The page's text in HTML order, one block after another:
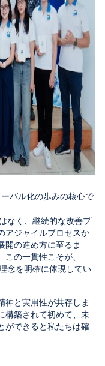
バル化の歩みの核心で
なく、継続的な改善プ
アジャイルプロセスか
開の進め方に至るま
の一貫性こそが、
念を明確に体現してい
神と実用性が共存しま
構築されて初めて、未
ができると私たちは確